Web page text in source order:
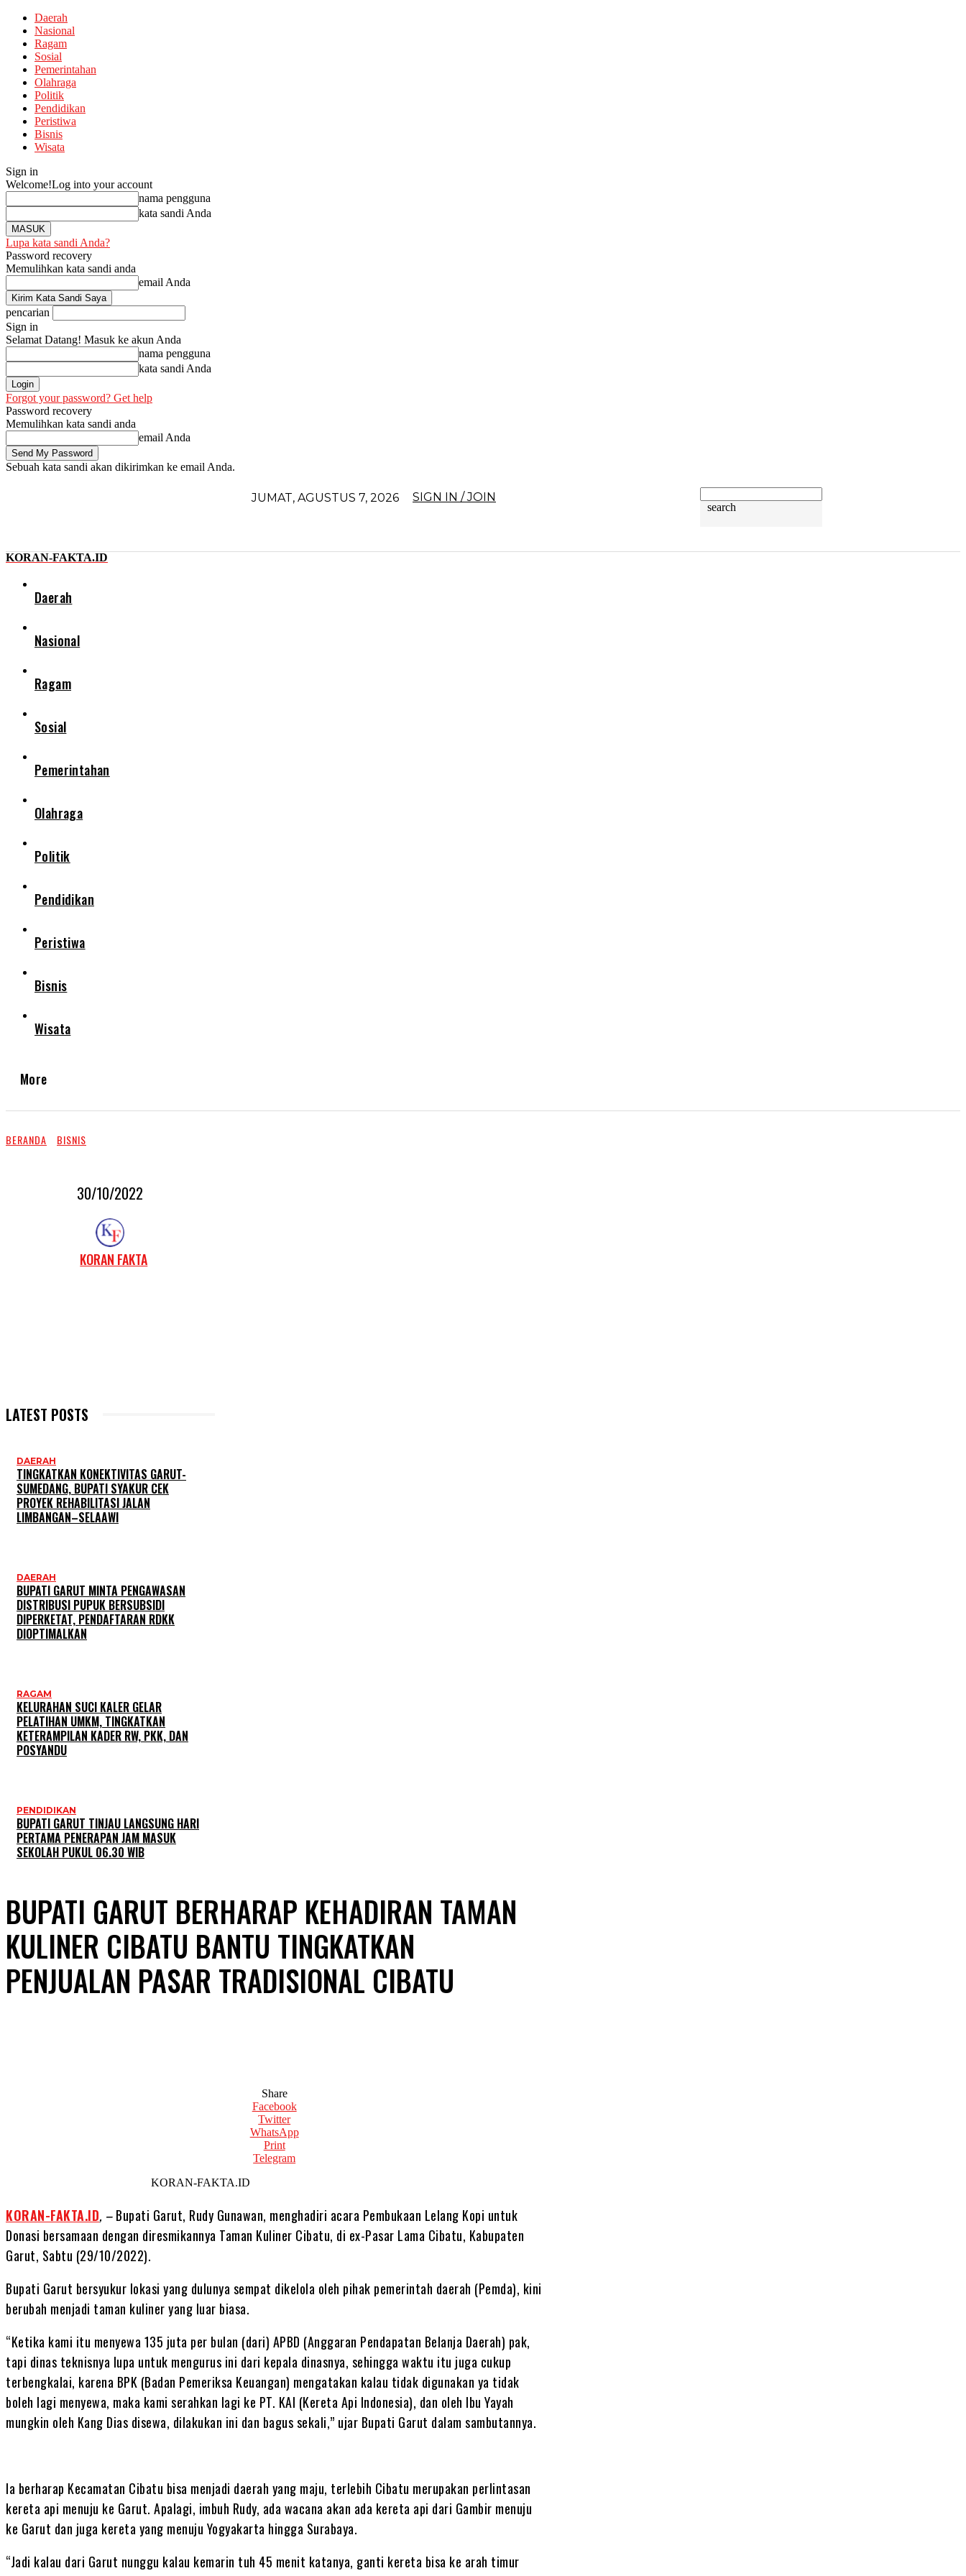
Daerah
Nasional
Ragam
Sosial
Pemerintahan
Olahraga
Politik
Pendidikan
Peristiwa
Bisnis
Wisata
Sign in
Welcome!Log into your account
nama pengguna
kata sandi Anda
Lupa kata sandi Anda?
Password recovery
Memulihkan kata sandi anda
email Anda
pencarian
Sign in
Selamat Datang! Masuk ke akun Anda
nama pengguna
kata sandi Anda
Forgot your password? Get help
Password recovery
Memulihkan kata sandi anda
email Anda
Sebuah kata sandi akan dikirimkan ke email Anda.
JUMAT, AGUSTUS 7, 2026 SIGN IN / JOIN
search
KORAN-FAKTA.ID
Daerah
Nasional
Ragam
Sosial
Pemerintahan
Olahraga
Politik
Pendidikan
Peristiwa
Bisnis
Wisata
More
BERANDA BISNIS
30/10/2022
KORAN FAKTA
LATEST POSTS
DAERAH
TINGKATKAN KONEKTIVITAS GARUT-
SUMEDANG, BUPATI SYAKUR CEK
PROYEK REHABILITASI JALAN
LIMBANGAN–SELAAWI
DAERAH
BUPATI GARUT MINTA PENGAWASAN
DISTRIBUSI PUPUK BERSUBSIDI
DIPERKETAT, PENDAFTARAN RDKK
DIOPTIMALKAN
RAGAM
KELURAHAN SUCI KALER GELAR
PELATIHAN UMKM, TINGKATKAN
KETERAMPILAN KADER RW, PKK, DAN
POSYANDU
PENDIDIKAN
BUPATI GARUT TINJAU LANGSUNG HARI
PERTAMA PENERAPAN JAM MASUK
SEKOLAH PUKUL 06.30 WIB
BUPATI GARUT BERHARAP KEHADIRAN TAMAN
KULINER CIBATU BANTU TINGKATKAN
PENJUALAN PASAR TRADISIONAL CIBATU
Share
Facebook
Twitter
WhatsApp
Print
Telegram
KORAN-FAKTA.ID
KORAN-FAKTA.ID, –Bupati Garut, Rudy Gunawan, menghadiri acara Pembukaan Lelang Kopi untuk
Donasi bersamaan dengan diresmikannya Taman Kuliner Cibatu, di ex-Pasar Lama Cibatu, Kabupaten
Garut, Sabtu (29/10/2022).
Bupati Garut bersyukur lokasi yang dulunya sempat dikelola oleh pihak pemerintah daerah (Pemda), kini
berubah menjadi taman kuliner yang luar biasa.
“Ketika kami itu menyewa 135 juta per bulan (dari) APBD (Anggaran Pendapatan Belanja Daerah) pak,
tapi dinas teknisnya lupa untuk mengurus ini dari kepala dinasnya, sehingga waktu itu juga cukup
terbengkalai, karena BPK (Badan Pemeriksa Keuangan) mengatakan kalau tidak digunakan ya tidak
boleh lagi menyewa, maka kami serahkan lagi ke PT. KAI (Kereta Api Indonesia), dan oleh Ibu Yayah
mungkin oleh Kang Dias disewa, dilakukan ini dan bagus sekali,” ujar Bupati Garut dalam sambutannya.
Ia berharap Kecamatan Cibatu bisa menjadi daerah yang maju, terlebih Cibatu merupakan perlintasan
kereta api menuju ke Garut. Apalagi, imbuh Rudy, ada wacana akan ada kereta api dari Gambir menuju
ke Garut dan juga kereta yang menuju Yogyakarta hingga Surabaya.
“Jadi kalau dari Garut nunggu kalau kemarin tuh 45 menit katanya, ganti kereta bisa ke arah timur